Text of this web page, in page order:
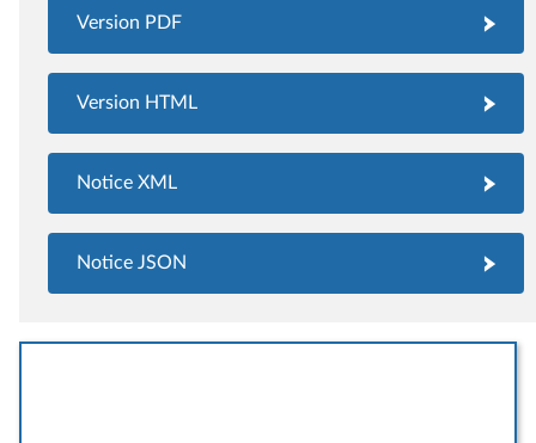
Version PDF
Version HTML
Notice XML
Notice JSON